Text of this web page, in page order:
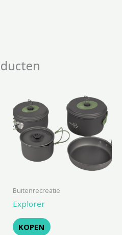
Buitenrecreatie
Explorer
KOPEN